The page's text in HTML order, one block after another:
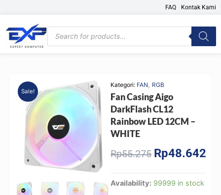
content
FAQ Kontak Kami
Products
search
Sale!
Kategori: FAN, RGB
Fan Casing Aigo
DarkFlash CL12
Rainbow LED 12CM –
WHITE
Rp55.275 Original
Rp55.275.
Rp48.642
Availability: 99999 in stock
Fan